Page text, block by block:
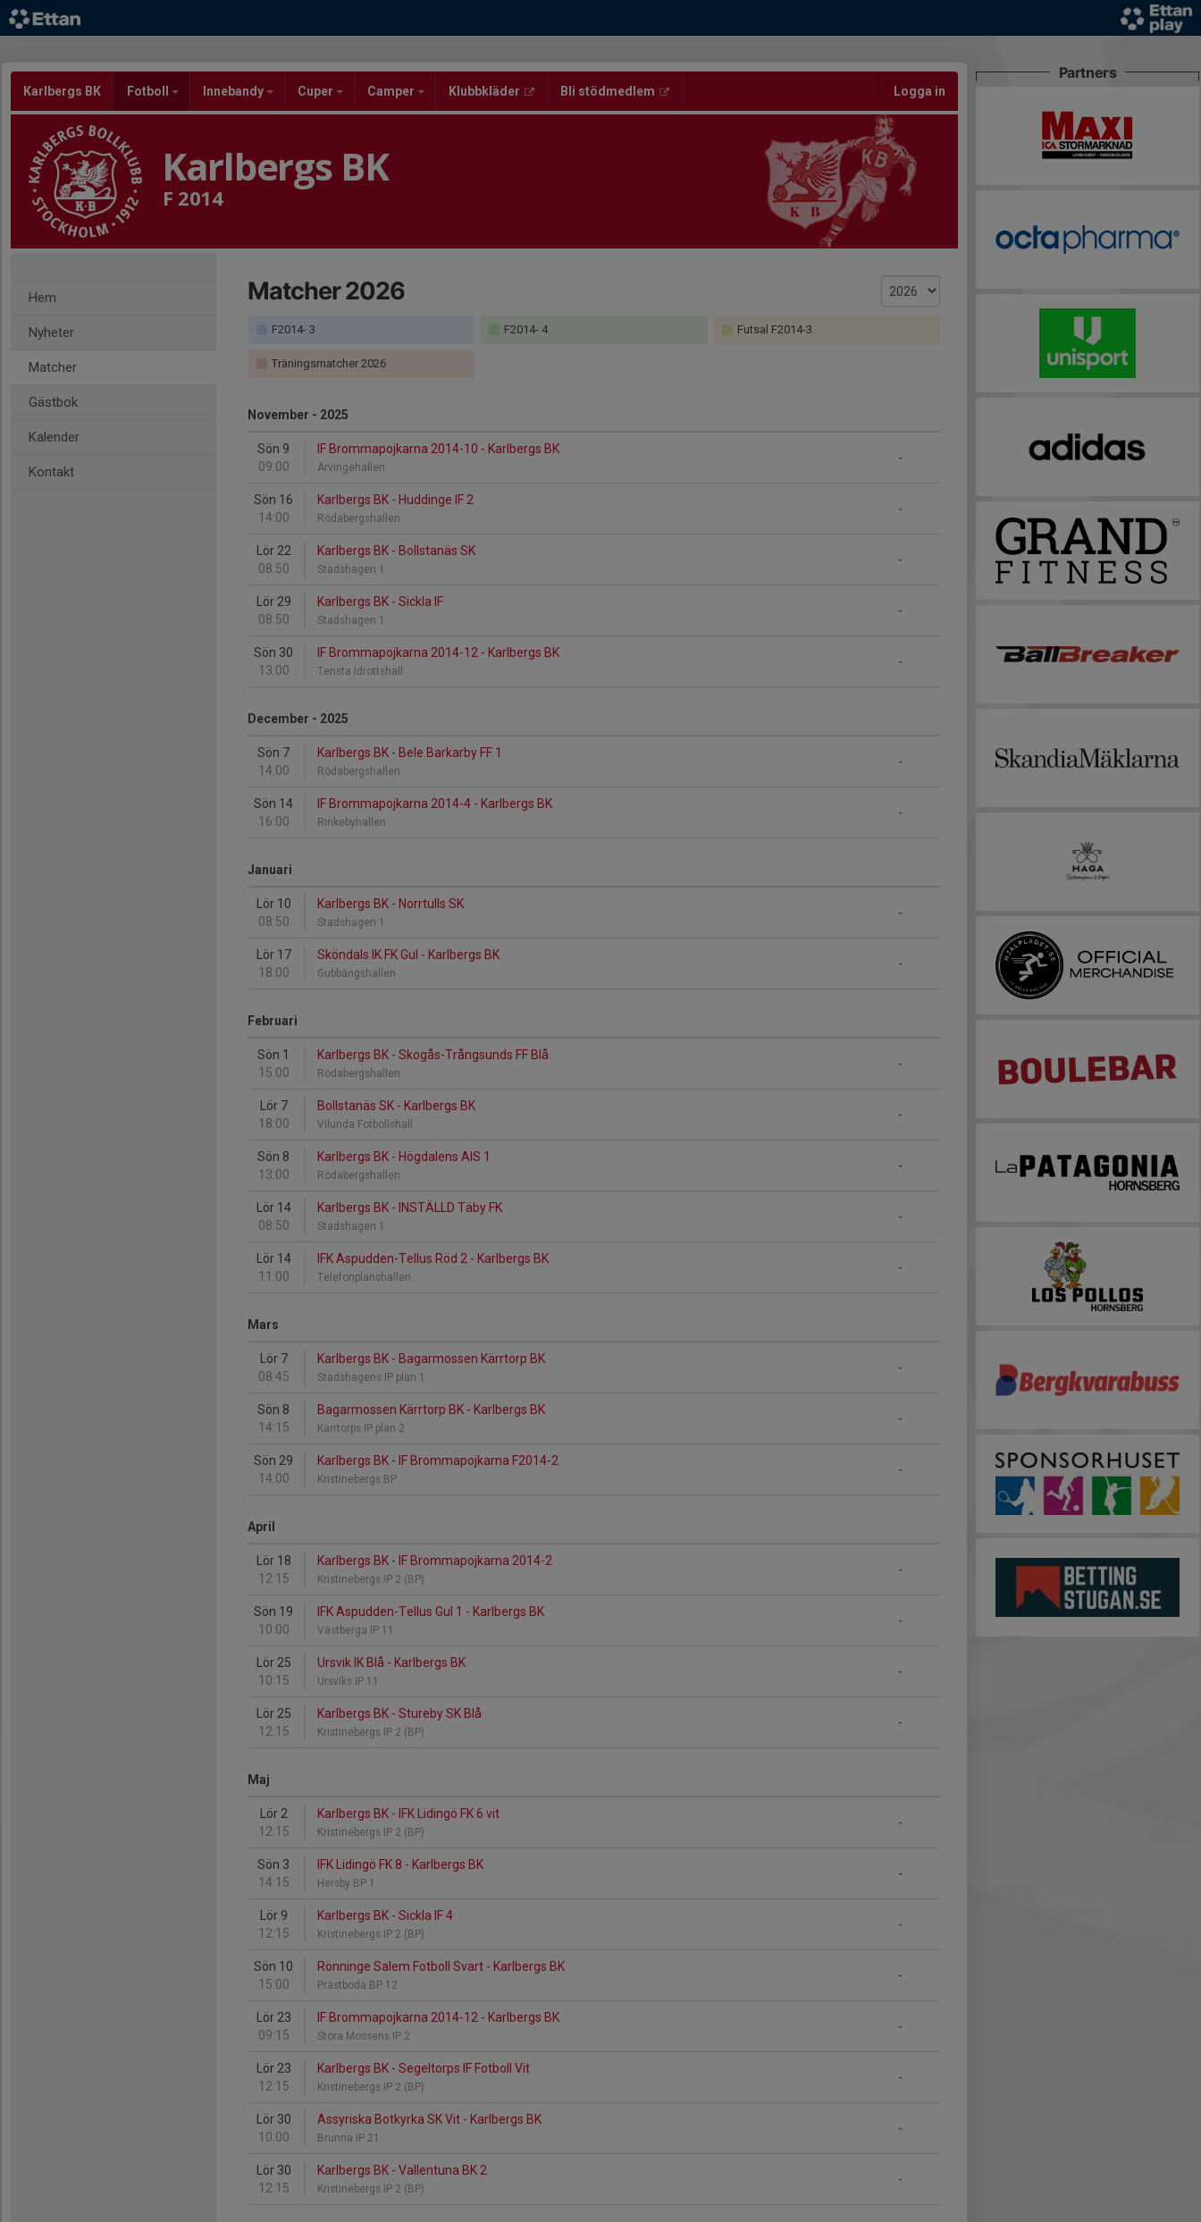
Karlbergs BK Fotboll Innebandy Cuper Camper Klubbkläder Bli stödmedlem Logga in
Karlbergs BK
F 2014
Hem
Nyheter
Matcher
Gästbok
Kalender
Kontakt
Matcher 2026
F2014- 3 F2014- 4 Futsal F2014-3
Träningsmatcher 2026
November - 2025
Sön 9
09:00
-
IF Brommapojkarna 2014-10 - Karlbergs BK
Ärvingehallen
Sön 16
14:00
-
Karlbergs BK - Huddinge IF 2
Rödabergshallen
Lör 22
08:50
-
Karlbergs BK - Bollstanäs SK
Stadshagen 1
Lör 29
08:50
-
Karlbergs BK - Sickla IF
Stadshagen 1
Sön 30
13:00
-
IF Brommapojkarna 2014-12 - Karlbergs BK
Tensta Idrottshall
December - 2025
Sön 7
14:00
-
Karlbergs BK - Bele Barkarby FF 1
Rödabergshallen
Sön 14
16:00
-
IF Brommapojkarna 2014-4 - Karlbergs BK
Rinkebyhallen
Januari
Lör 10
08:50
-
Karlbergs BK - Norrtulls SK
Stadshagen 1
Lör 17
18:00
-
Sköndals IK FK Gul - Karlbergs BK
Gubbängshallen
Februari
Sön 1
15:00
-
Karlbergs BK - Skogås-Trångsunds FF Blå
Rödabergshallen
Lör 7
18:00
-
Bollstanäs SK - Karlbergs BK
Vilunda Fotbollshall
Sön 8
13:00
-
Karlbergs BK - Högdalens AIS 1
Rödabergshallen
Lör 14
08:50
-
Karlbergs BK - INSTÄLLD Täby FK
Stadshagen 1
Lör 14
11:00
-
IFK Aspudden-Tellus Röd 2 - Karlbergs BK
Telefonplanshallen
Mars
Lör 7
08:45
-
Karlbergs BK - Bagarmossen Kärrtorp BK
Stadshagens IP plan 1
Sön 8
14:15
-
Bagarmossen Kärrtorp BK - Karlbergs BK
Kärrtorps IP plan 2
Sön 29
14:00
-
Karlbergs BK - IF Brommapojkarna F2014-2
Kristinebergs BP
April
Lör 18
12:15
-
Karlbergs BK - IF Brommapojkarna 2014-2
Kristinebergs IP 2 (BP)
Sön 19
10:00
-
IFK Aspudden-Tellus Gul 1 - Karlbergs BK
Västberga IP 11
Lör 25
10:15
-
Ursvik IK Blå - Karlbergs BK
Ursviks IP 11
Lör 25
12:15
-
Karlbergs BK - Stureby SK Blå
Kristinebergs IP 2 (BP)
Maj
Lör 2
12:15
-
Karlbergs BK - IFK Lidingö FK 6 vit
Kristinebergs IP 2 (BP)
Sön 3
14:15
-
IFK Lidingö FK 8 - Karlbergs BK
Hersby BP 1
Lör 9
12:15
-
Karlbergs BK - Sickla IF 4
Kristinebergs IP 2 (BP)
Sön 10
15:00
-
Rönninge Salem Fotboll Svart - Karlbergs BK
Prästboda BP 12
Lör 23
09:15
-
IF Brommapojkarna 2014-12 - Karlbergs BK
Stora Mossens IP 2
Lör 23
12:15
-
Karlbergs BK - Segeltorps IF Fotboll Vit
Kristinebergs IP 2 (BP)
Lör 30
10:00
-
Assyriska Botkyrka SK Vit - Karlbergs BK
Brunna IP 21
Lör 30
12:15
-
Karlbergs BK - Vallentuna BK 2
Kristinebergs IP 2 (BP)
Partners